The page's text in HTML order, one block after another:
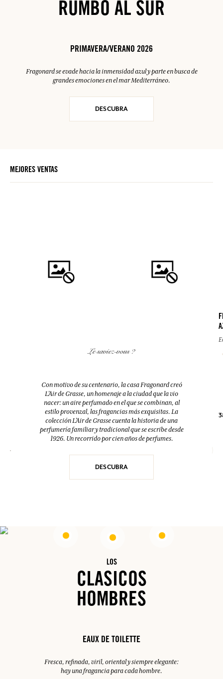
RUMBO AL SUR
PRIMAVERA/VERANO 2026
Fragonard se evade hacia la inmensidad azul y parte en busca de
grandes emociones en el mar Mediterráneo.
DESCUBRA
MEJORES VENTAS
FLEUR D'ORANGER (FLOR DE
200ml
52,00 €
Le saviez-vous ?
Con motivo de su centenario, la casa Fragonard creó
L’Air de Grasse, un homenaje a la ciudad que la vio
nacer: un aire perfumado en el que se combinan, al
estilo provenzal, las fragancias más exquisitas. La
colección L’Air de Grasse cuenta la historia de una
perfumería familiar y tradicional que se escribe desde
1926. Un recorrido por cien años de perfumes.
DESCUBRA
LOS
CLASICOS
HOMBRES
EAUX DE TOILETTE
Fresca, refinada, viril, oriental y siempre elegante:
hay una fragancia para cada hombre.